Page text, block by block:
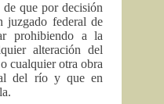
que por decisión
juzgado federal de
prohibiendo a la
alteración del
cualquier otra obra
del río y que en